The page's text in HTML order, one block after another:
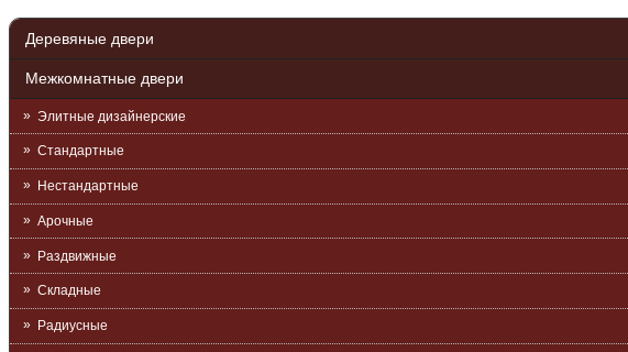
Деревяные двери
Межкомнатные двери
Элитные дизайнерские
Стандартные
Нестандартные
Арочные
Раздвижные
Складные
Радиусные